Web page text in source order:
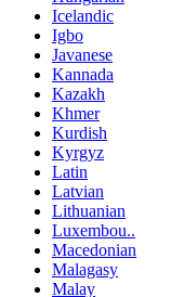
Icelandic
Igbo
Javanese
Kannada
Kazakh
Khmer
Kurdish
Kyrgyz
Latin
Latvian
Lithuanian
Luxembou..
Macedonian
Malagasy
Malay